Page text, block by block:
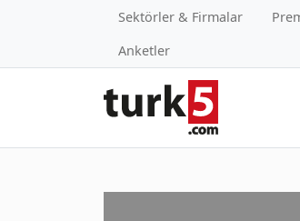
Sektörler & Firmalar
Anketler